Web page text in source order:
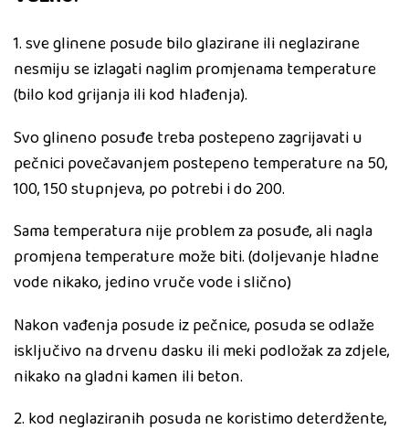
1. sve glinene posude bilo glazirane ili neglazirane
nesmiju se izlagati naglim promjenama temperature
(bilo kod grijanja ili kod hlađenja).
Svo glineno posuđe treba postepeno zagrijavati u
pečnici povečavanjem postepeno temperature na 50,
100, 150 stupnjeva, po potrebi i do 200.
Sama temperatura nije problem za posuđe, ali nagla
promjena temperature može biti. (doljevanje hladne
vode nikako, jedino vruče vode i slično)
Nakon vađenja posude iz pečnice, posuda se odlaže
isključivo na drvenu dasku ili meki podložak za zdjele,
nikako na gladni kamen ili beton.
2. kod neglaziranih posuda ne koristimo deterdžente,